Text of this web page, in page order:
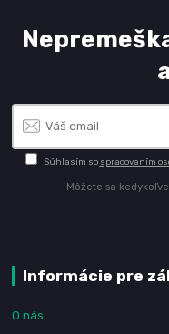
Súhlasím so spracovaním
Môžete sa
Informácie pre
O nás